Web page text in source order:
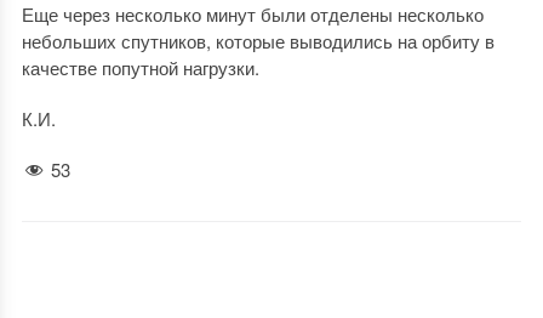
Еще через несколько минут были отделены несколько
небольших спутников, которые выводились на орбиту в
качестве попутной нагрузки.
К.И.
53